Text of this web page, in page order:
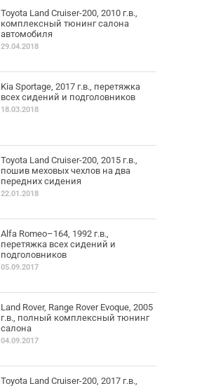
Toyota Land Cruiser-200, 2010 г.в.,
комплексный тюнинг салона
автомобиля
29.04.2018
Kia Sportage, 2017 г.в., перетяжка
всех сидений и подголовников
18.03.2018
Toyota Land Cruiser-200, 2015 г.в.,
пошив меховых чехлов на два
передних сидения
22.01.2018
Alfa Romeo–164, 1992 г.в.,
перетяжка всех сидений и
подголовников
05.09.2017
Land Rover, Range Rover Evoque, 2005
г.в., полный комплексный тюнинг
салона
04.09.2017
Toyota Land Cruiser-200, 2017 г.в.,